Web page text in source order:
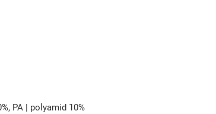
PA | polyamid 10%